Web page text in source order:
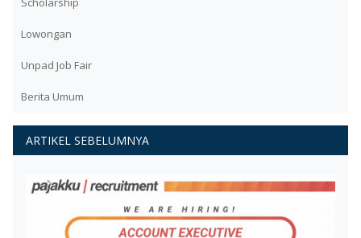
Lowongan
Unpad Job Fair
Berita Umum
ARTIKEL SEBELUMNYA